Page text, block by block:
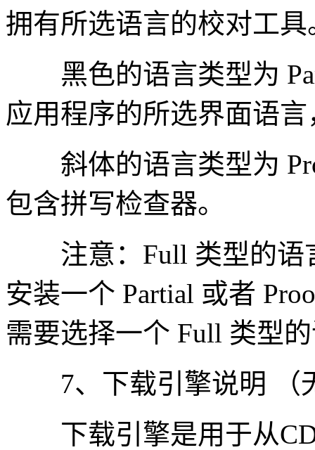
拥有所选语言的校对工具
黑色的语言类型为
应用程序的所选界面语
斜体的语言类型为
包含拼写检查器。
注意：Full 类型的语
安装一个 Partial 或者
需要选择一个 Full 类型
7、下载引擎说明 （
下载引擎是用于从